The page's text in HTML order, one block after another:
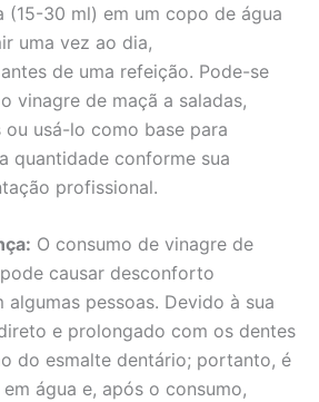
(15-30 ml) em um copo de água
uma vez ao dia,
de uma refeição. Pode-se
vinagre de maçã a saladas,
ou usá-lo como base para
quantidade conforme sua
profissional.
O consumo de vinagre de
causar desconforto
pessoas. Devido à sua
e prolongado com os dentes
do esmalte dentário; portanto, é
água e, após o consumo,